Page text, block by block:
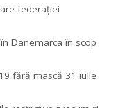
federației
Danemarca în scop
fără mască 31 iulie